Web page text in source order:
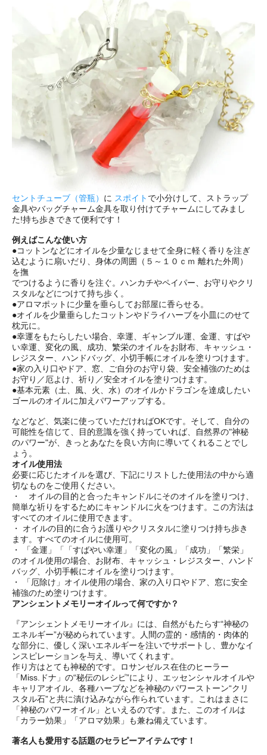
セントチューブ（管瓶） に スポイト で小分けして、ストラップ
金具やバッグチャーム金具を取り付けてチャームにしてみまし
た!持ち歩きできて便利です！
例えばこんな使い方
●コットンなどにオイルを少量なじませて全身に軽く香りを注ぎ
込むように扇いだり、身体の周囲（５～１０ｃｍ 離れた外周）
を撫
でつけるように香りを注ぐ。ハンカチやペイパー、お守りやクリ
スタルなどにつけて持ち歩く。
●アロマポットに少量を垂らしてお部屋に香らせる。
●オイルを少量垂らしたコットンやドライハーブを小皿にのせて
枕元に。
●幸運をもたらしたい場合、幸運、ギャンブル運、金運、すばや
い幸運、変化の風、成功、繁栄のオイルをお財布、キャッシュ・
レジスター、ハンドバッグ、小切手帳にオイルを塗りつけます。
●家の入り口やドア、窓、ご自分のお守り袋、安全補強のためは
お守り／厄よけ、祈り／安全オイルを塗りつけます。
●基本元素（土、風、火、水）のオイルかドラゴンを達成したい
ゴールのオイルに加えパワーアップする。
などなど、気楽に使っていただければOKです。そして、自分の
可能性を信じて、目的意識を強く持っていれば、自然界の"神秘
のパワー"が、きっとあなたを良い方向に導いてくれることでし
ょう。
オイル使用法
必要に応じたオイルを選び、下記にリストした使用法の中から適
切なものをご使用ください。
・ オイルの目的と合ったキャンドルにそのオイルを塗りつけ、
簡単な祈りをするためにキャンドルに火をつけます。この方法は
すべてのオイルに使用できます。
・ オイルの目的に合うお護りやクリスタルに塗りつけ持ち歩き
ます。すべてのオイルに使用可。
・ 「金運」「「すばやい幸運」「変化の風」「成功」「繁栄」
のオイル使用の場合、お財布、キャッシュ・レジスター、ハンド
バッグ、小切手帳にオイルを塗りつけます。
・ 「厄除け」オイル使用の場合、家の入り口やドア、窓に安全
補強のため塗りつけます。
アンシェントメモリーオイルって何ですか？
『アンシェントメモリーオイル』には、自然がもたらす“神秘の
エネルギー”が秘められています。人間の霊的・感情的・肉体的
な部分に、優しく深いエネルギーを注いでサポートし、豊かなイ
ンスピレーションを与え、導いてくれます。
作り方はとても神秘的です。ロサンゼルス在住のヒーラー
「Miss.ドナ」の“秘伝のレシピ”により、エッセンシャルオイルや
キャリアオイル、各種ハーブなどを神秘のパワーストーン“クリ
スタル石”と共に漬け込みながら作られています。これはまさに
「神秘のパワーオイル」といえるのです。また、このオイルは
「カラー効果」「アロマ効果」も兼ね備えています。
著名人も愛用する話題のセラピーアイテムです！